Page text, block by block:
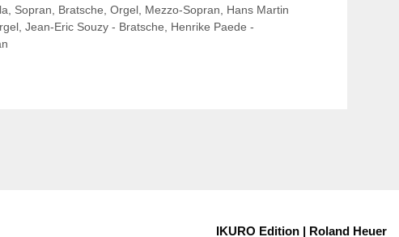
Sopran Bratsche ,Orgel Mezzo-Sopran
Hans Martin
Jean-Eric Souzy - Bratsche
Henrike Paede -
IKURO Edition | Roland Heuer